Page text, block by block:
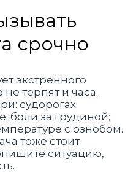
срочно
экстренного
терпят и часа.
судорогах;
боли за грудиной;
с ознобом.
тоже стоит
ситуацию,